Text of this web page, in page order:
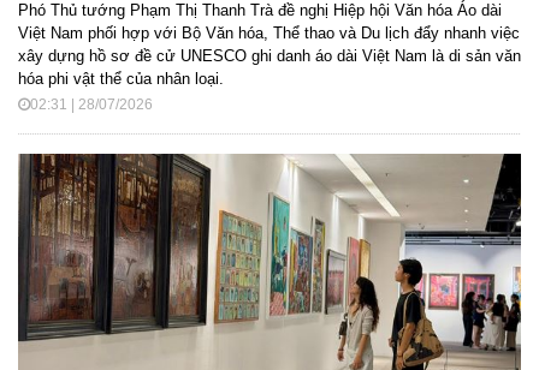
Phó Thủ tướng Phạm Thị Thanh Trà đề nghị Hiệp hội Văn hóa Áo dài
Việt Nam phối hợp với Bộ Văn hóa, Thể thao và Du lịch đẩy nhanh việc
xây dựng hồ sơ đề cử UNESCO ghi danh áo dài Việt Nam là di sản văn
hóa phi vật thể của nhân loại.
02:31 | 28/07/2026